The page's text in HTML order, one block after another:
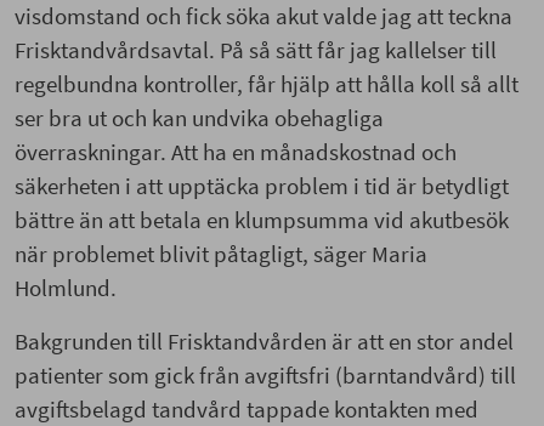
visdomstand och fick söka akut valde jag att teckna
Frisktandvårdsavtal. På så sätt får jag kallelser till
regelbundna kontroller, får hjälp att hålla koll så allt
ser bra ut och kan undvika obehagliga
överraskningar. Att ha en månadskostnad och
säkerheten i att upptäcka problem i tid är betydligt
bättre än att betala en klumpsumma vid akutbesök
när problemet blivit påtagligt, säger Maria
Holmlund.
Bakgrunden till Frisktandvården är att en stor andel
patienter som gick från avgiftsfri (barntandvård) till
avgiftsbelagd tandvård tappade kontakten med